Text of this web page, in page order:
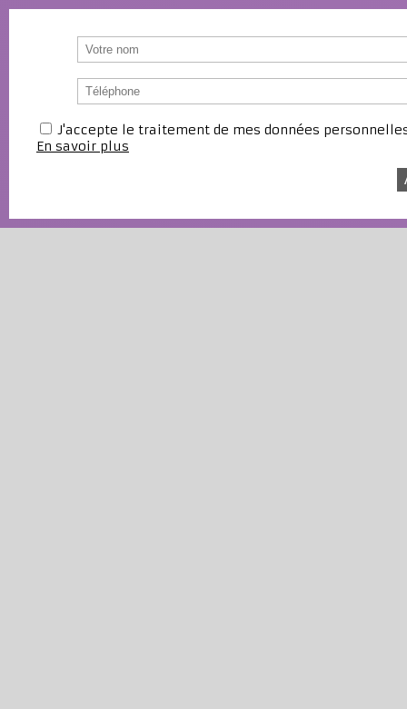
J'accepte le traitement de mes données
En savoir plus